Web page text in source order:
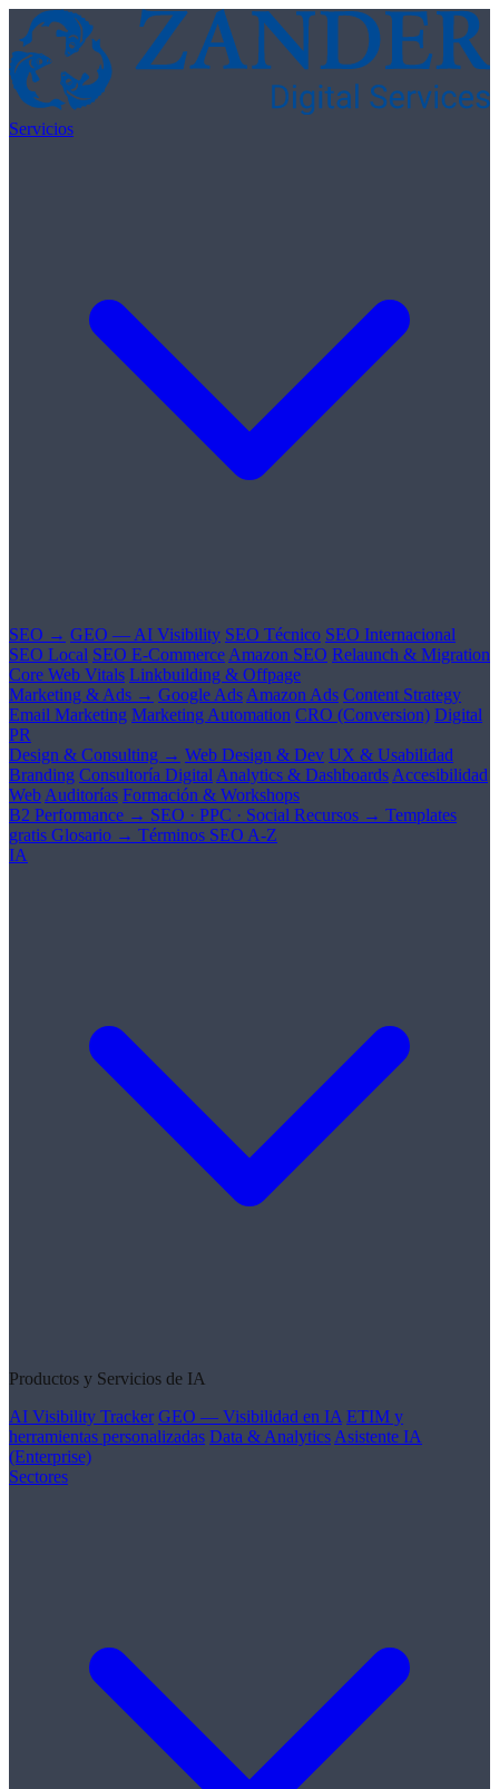
Skip to content
Servicios
SEO → GEO — AI Visibility SEO Técnico SEO Internacional
SEO Local SEO E-Commerce Amazon SEO Relaunch & Migration
Core Web Vitals Linkbuilding & Offpage
Marketing & Ads → Google Ads Amazon Ads Content Strategy
Email Marketing Marketing Automation CRO (Conversion) Digital
PR
Design & Consulting → Web Design & Dev UX & Usabilidad
Branding Consultoría Digital Analytics & Dashboards Accesibilidad
Web Auditorías Formación & Workshops
B2 Performance → SEO · PPC · Social Recursos → Templates
gratis Glosario → Términos SEO A-Z
IA
Productos y Servicios de IA
AI Visibility Tracker GEO — Visibilidad en IA ETIM y
herramientas personalizadas Data & Analytics Asistente IA
(Enterprise)
Sectores